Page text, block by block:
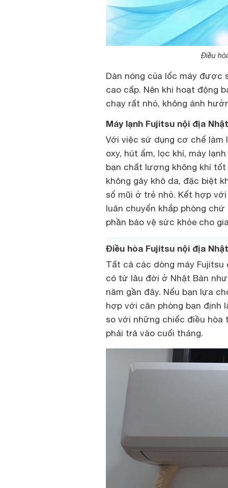
Điều
Dàn nóng của lốc máy được
cao cấp. Nên khi hoạt động
chạy rất nhỏ, không ảnh
Máy lạnh Fujitsu nội địa
Với việc sử dụng cơ chế làm
oxy, hút ẩm, lọc khí, máy
bạn chất lượng không khí
không gây khô da, đặc biệt
sổ mũi ở trẻ nhỏ. Kết hợp
luân chuyển khắp phòng
phần bảo vệ sức khỏe cho
Điều hòa Fujitsu nội địa
Tất cả các dòng máy Fujitsu
có từ lâu đời ở Nhật Bản
năm gần đây. Nếu bạn lựa
hợp với căn phòng bạn định
so với những chiếc điều hòa
phải trả vào cuối tháng.